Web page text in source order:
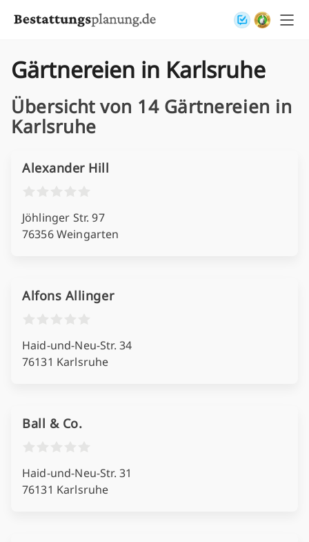
Gärtnereien in Karlsruhe
Übersicht von 14 Gärtnereien in
Karlsruhe
Alexander Hill
Jöhlinger Str. 97
76356 Weingarten
Alfons Allinger
Haid-und-Neu-Str. 34
76131 Karlsruhe
Ball & Co.
Haid-und-Neu-Str. 31
76131 Karlsruhe